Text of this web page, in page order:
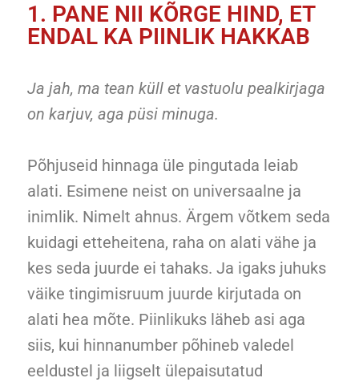
1. PANE NII KÕRGE HIND, ET
ENDAL KA PIINLIK HAKKAB
Ja jah, ma tean küll et vastuolu pealkirjaga
on karjuv, aga püsi minuga.
Põhjuseid hinnaga üle pingutada leiab
alati. Esimene neist on universaalne ja
inimlik. Nimelt ahnus. Ärgem võtkem seda
kuidagi etteheitena, raha on alati vähe ja
kes seda juurde ei tahaks. Ja igaks juhuks
väike tingimisruum juurde kirjutada on
alati hea mõte. Piinlikuks läheb asi aga
siis, kui hinnanumber põhineb valedel
eeldustel ja liigselt ülepaisutatud